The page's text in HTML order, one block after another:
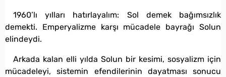
1960’lı yılları hatırlayalım: Sol demek bağımsızlık
demekti. Emperyalizme karşı mücadele bayrağı Solun
elindeydi.
Arkada kalan elli yılda Solun bir kesimi, sosyalizm için
mücadeleyi, sistemin efendilerinin dayatması sonucu